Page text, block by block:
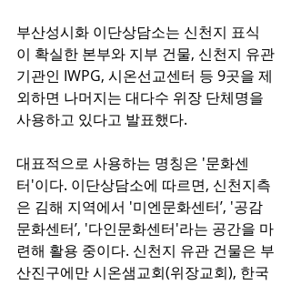
부산성시화 이단상담소는 신천지 표식
이 확실한 본부와 지부 건물, 신천지 유관
기관인 IWPG, 시온선교센터 등 9곳을 제
외하면 나머지는 대다수 위장 단체명을
사용하고 있다고 발표했다.
대표적으로 사용하는 명칭은 '문화센
터'이다. 이단상담소에 따르면, 신천지측
은 김해 지역에서 '미엔문화센터’, '공감
문화센터’, '다인문화센터'라는 공간을 마
련해 활용 중이다. 신천지 유관 건물은 부
산진구에만 시온샘교회(위장교회), 한국